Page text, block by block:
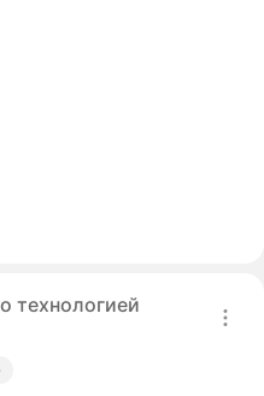
технологией